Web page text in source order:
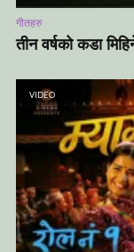
गीतहरु
तीन वर्षको कडा
VIDEO